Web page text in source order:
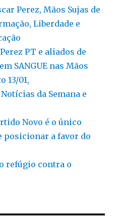
Perez, Mãos Sujas de
Liberdade e
PT e aliados de
SANGUE nas Mãos
13/01,
da Semana e
Novo é o único
posicionar a favor do
refúgio contra o